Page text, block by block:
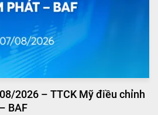
2026 – TTCK Mỹ điều chỉnh
BAF